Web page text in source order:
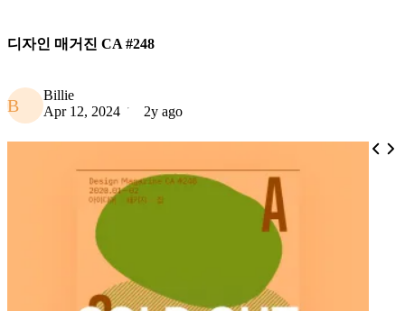
디자인 매거진 CA #248
B
Billie
Apr 12, 2024
2y ago